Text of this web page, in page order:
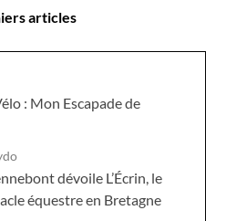
articles
: Mon Escapade de
dévoile L’Écrin, le
équestre en Bretagne